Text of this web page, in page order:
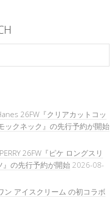
26FW『クリアカットコッ
ックネック』の先行予約が開始
26FW『ピケ ロングスリ
』の先行予約が開始 2026-08-
ン アイスクリーム の初コラボ